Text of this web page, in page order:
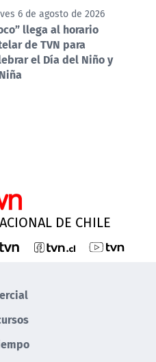
6 de agosto de 2026
llega al horario
de TVN para
el Día del Niño y
DE CHILE